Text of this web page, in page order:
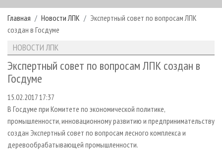
РУБРИКИ И ТЕМЫ
РУБРИКИ ЖУРНАЛА
ЛЕСОЗАГОТОВКА
ЛЕСОПИЛЕНИЕ
СУШКА ДРЕВЕСИНЫ
ПРОИЗВОДСТВО ДРЕВЕСНЫХ ПЛИТ
ДЕРЕВЯННОЕ ДОМОСТРОЕНИЕ
НОВОСТИ
НОВОСТИ ЛПК
НОВОСТИ ЖУРНАЛА
ПРОЕКТЫ ЛПИ
АНАЛИТИКА
ПРЕДПРИЯТИЯ ЛПК
ПЕРСОНЫ
МОБИЛЬНЫЕ ВЫСТАВКИ
ОФИЦИАЛЬНЫЕ ДЕЛЕГАЦИИ
АРХИВ ЖУРНАЛОВ
О ЖУРНАЛЕ
ПОДПИСКА
КОНТАКТЫ
РЕКЛАМОДАТЕЛЯМ
РЕКЛАМА
РЕКЛАМА НА САЙТЕ
Главная Новости ЛПК
Экспертный совет по вопросам ЛПК
создан в Госдуме
НОВОСТИ ЛПК
Экспертный совет по вопросам ЛПК создан в
Госдуме
15.02.2017 17:37
В Госдуме при Комитете по экономической политике,
промышленности, инновационному развитию и предпринимательству
создан Экспертный совет по вопросам лесного комплекса и
деревообрабатывающей промышленности.